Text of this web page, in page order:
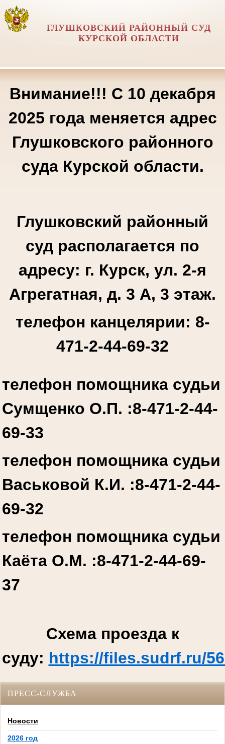
ГЛУШКОВСКИЙ РАЙОННЫЙ СУД
КУРСКОЙ ОБЛАСТИ
Внимание!!! С 10 декабря
2025 года меняется адрес
Глушковского районного
суда Курской области.
Глушковский районный
суд располагается по
адресу: г. Курск, ул. 2-я
Агрегатная, д. 3 А, 3 этаж.
телефон канцелярии: 8-
471-2-44-69-32
телефон помощника судьи
Сумщенко О.П. :8-471-2-44-
69-33
телефон помощника судьи
Васьковой К.И. :8-471-2-44-
69-32
телефон помощника судьи
Каёта О.М. :8-471-2-44-69-
37
Схема проезда к
суду: https://files.sudrf.ru/
ПРЕСС-СЛУЖБА
Новости
2026 год